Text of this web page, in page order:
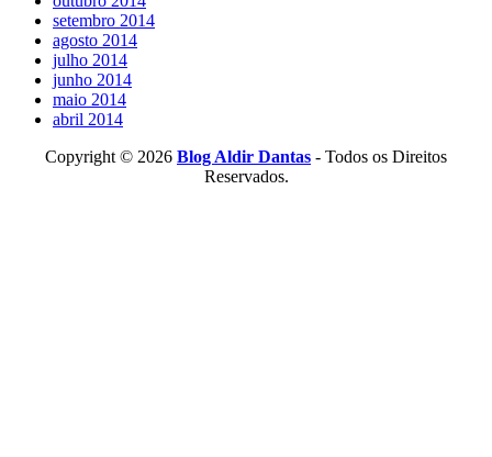
setembro 2014
agosto 2014
julho 2014
junho 2014
maio 2014
abril 2014
Copyright © 2026 Blog Aldir Dantas - Todos os Direitos
Reservados.